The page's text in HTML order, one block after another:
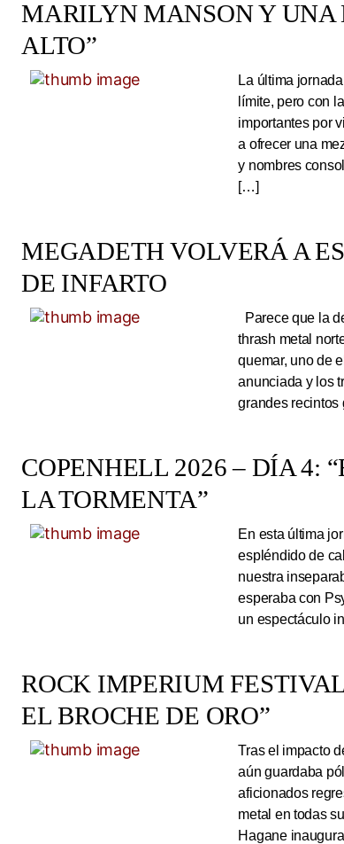
MARILYN MANSON Y UNA
ALTO”
La última
límite, pero con
importantes por
a ofrecer una
y nombres
[…]
MEGADETH VOLVERÁ A
DE INFARTO
Parece que la
thrash metal
quemar, uno de
anunciada y los
grandes
COPENHELL 2026 – DÍA 4:
LA TORMENTA”
En esta última
espléndido de
nuestra
esperaba con
un espectáculo
ROCK IMPERIUM
EL BROCHE DE ORO”
Tras el impacto
aún guardaba
aficionados
metal en todas
Hagane